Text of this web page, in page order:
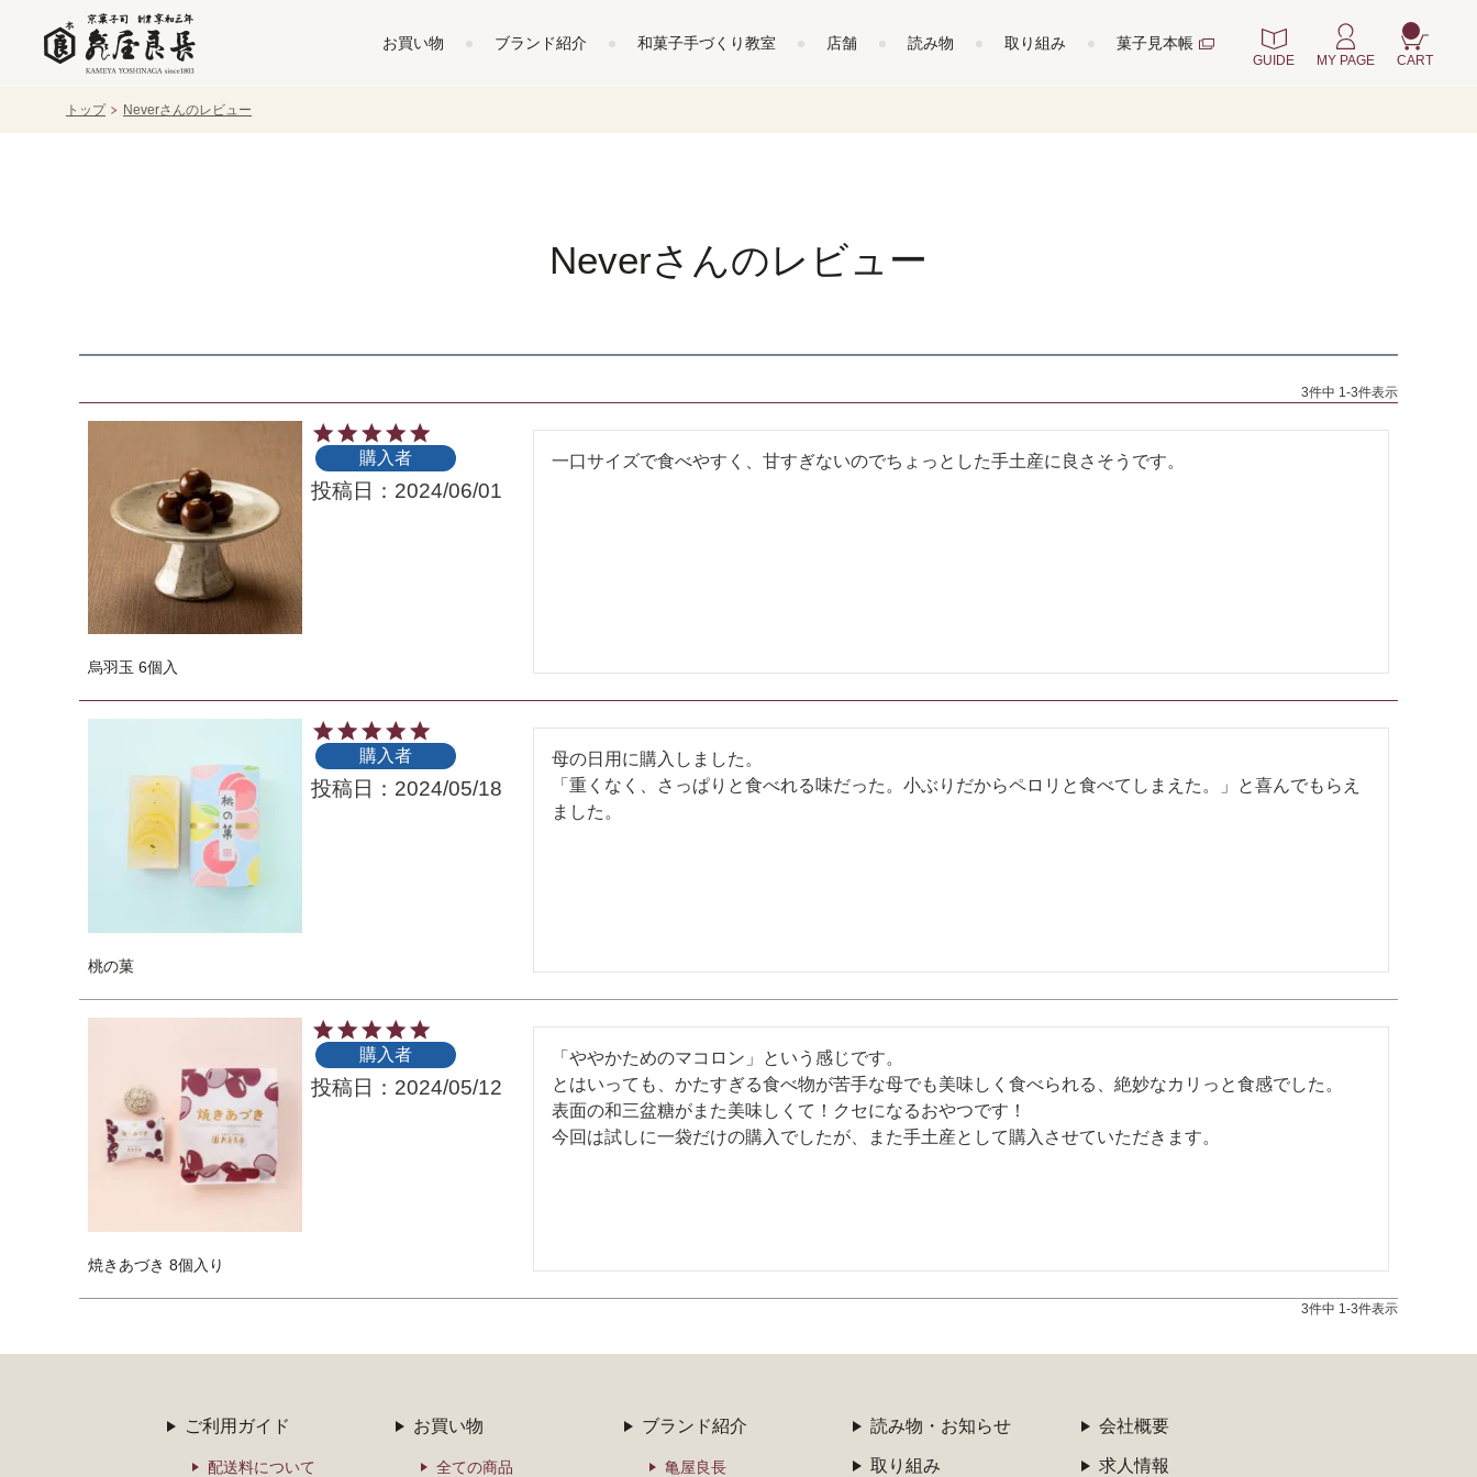
お買い物 ブランド紹介 和菓子手づくり教室 店舗 読み物 取り組み 菓子見本帳
GUIDE MY PAGE CART
トップ Neverさんのレビュー
Neverさんのレビュー
3件中 1 -3件表示
烏羽玉 6個入
購入者
投稿日 2024/06/01
一口サイズで食べやすく、甘すぎないのでちょっとした手土産に良さそうです。
桃の菓
購入者
投稿日 2024/05/18
母の日用に購入しました。
「重くなく、さっぱりと食べれる味だった。小ぶりだからペロリと食べてしまえた。」と喜んでもらえ
ました。
焼きあづき 8個入り
購入者
投稿日 2024/05/12
「ややかためのマコロン」という感じです。
とはいっても、かたすぎる食べ物が苦手な母でも美味しく食べられる、絶妙なカリっと食感でした。
表面の和三盆糖がまた美味しくて！クセになるおやつです！
今回は試しに一袋だけの購入でしたが、また手土産として購入させていただきます。
3件中 1 -3件表示
ご利用ガイド
配送料について
お買い物
全ての商品
ブランド紹介
亀屋良長
読み物・お知らせ
取り組み
会社概要
求人情報